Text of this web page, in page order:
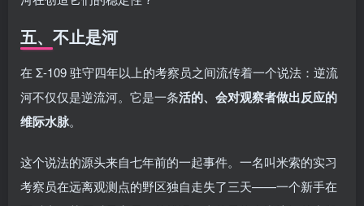
五、不止是河
在 Σ-109 驻守四年以上的考察员之间流传着一个说法：逆流
河不仅仅是逆流河。它是一条活的、会对观察者做出反应的
维际水脉。
这个说法的源头来自七年前的一起事件。一名叫米索的实习
考察员在远离观测点的野区独自走失了三天——一个新手在